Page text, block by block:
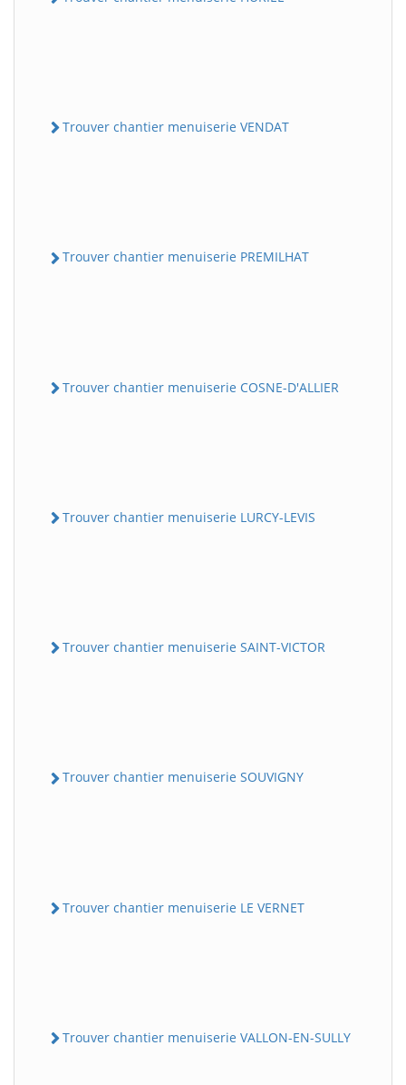
Trouver chantier menuiserie VENDAT
Trouver chantier menuiserie PREMILHAT
Trouver chantier menuiserie COSNE-D'ALLIER
Trouver chantier menuiserie LURCY-LEVIS
Trouver chantier menuiserie SAINT-VICTOR
Trouver chantier menuiserie SOUVIGNY
Trouver chantier menuiserie LE VERNET
Trouver chantier menuiserie VALLON-EN-SULLY